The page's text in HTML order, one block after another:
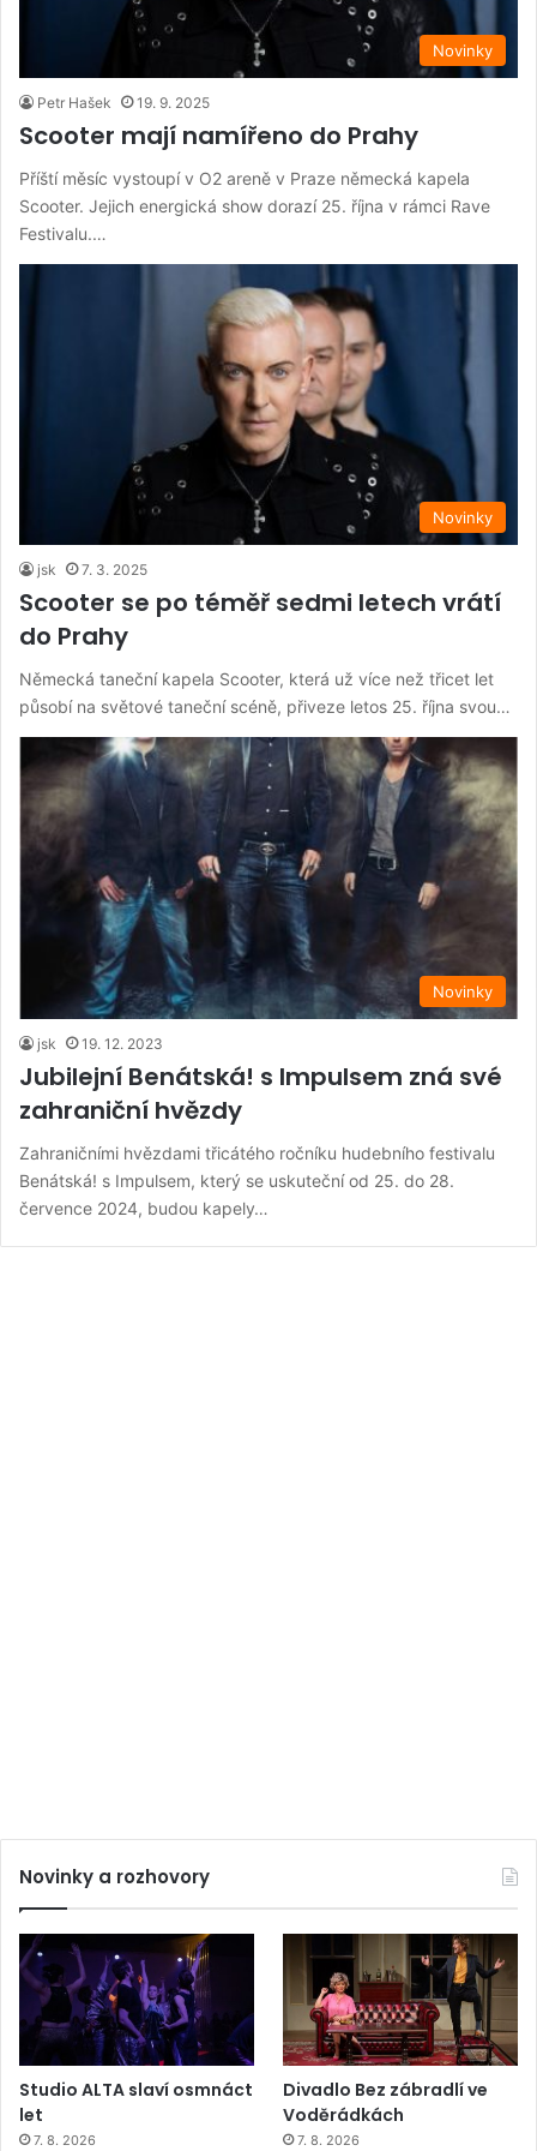
Novinky
Petr Hašek 19. 9. 2025
Scooter mají namířeno do Prahy
Příští měsíc vystoupí v O2 areně v Praze německá kapela
Scooter. Jejich energická show dorazí 25. října v rámci Rave
Festivalu.…
Novinky
jsk 7. 3. 2025
Scooter se po téměř sedmi letech vrátí
do Prahy
Německá taneční kapela Scooter, která už více než třicet let
působí na světové taneční scéně, přiveze letos 25. října svou…
Novinky
jsk 19. 12. 2023
Jubilejní Benátská! s Impulsem zná své
zahraniční hvězdy
Zahraničními hvězdami třicátého ročníku hudebního festivalu
Benátská! s Impulsem, který se uskuteční od 25. do 28.
července 2024, budou kapely…
Novinky a rozhovory
Studio ALTA slaví osmnáct
let
7. 8. 2026
Divadlo Bez zábradlí ve
Voděrádkách
7. 8. 2026